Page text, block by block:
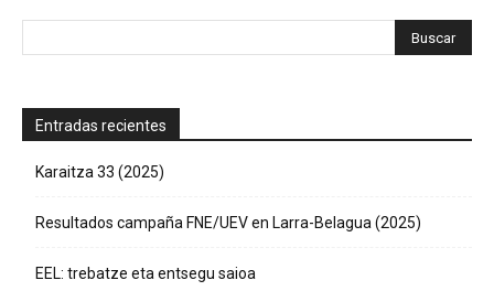
Entradas recientes
Karaitza 33 (2025)
Resultados campaña FNE/UEV en Larra-Belagua (2025)
EEL: trebatze eta entsegu saioa